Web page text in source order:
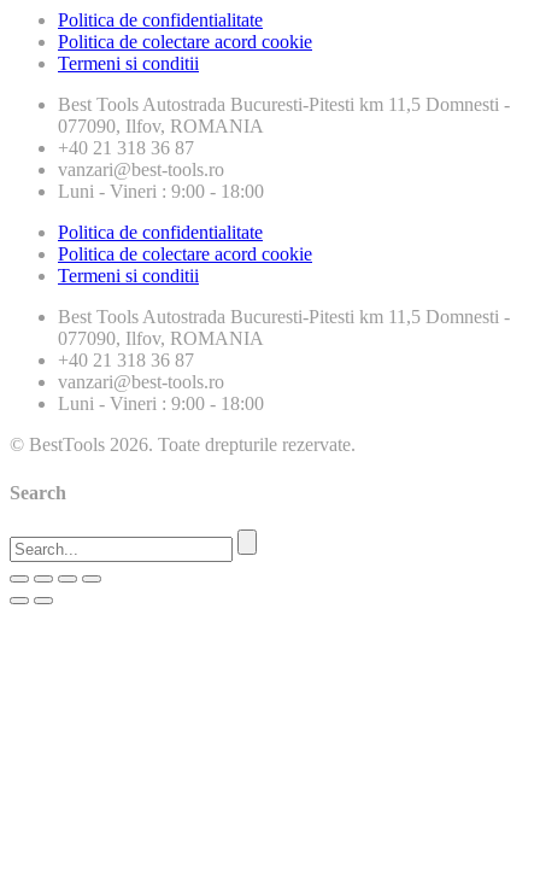
Politica de confidentialitate
Politica de colectare acord cookie
Termeni si conditii
Best ToolsAutostrada Bucuresti-Pitesti km 11,5 Domnesti -
077090, Ilfov, ROMANIA
+40 21 318 36 87
vanzari@best-tools.ro
Luni - Vineri : 9:00 - 18:00
Politica de confidentialitate
Politica de colectare acord cookie
Termeni si conditii
Best ToolsAutostrada Bucuresti-Pitesti km 11,5 Domnesti -
077090, Ilfov, ROMANIA
+40 21 318 36 87
vanzari@best-tools.ro
Luni - Vineri : 9:00 - 18:00
© BestTools 2026. Toate drepturile rezervate.
Search